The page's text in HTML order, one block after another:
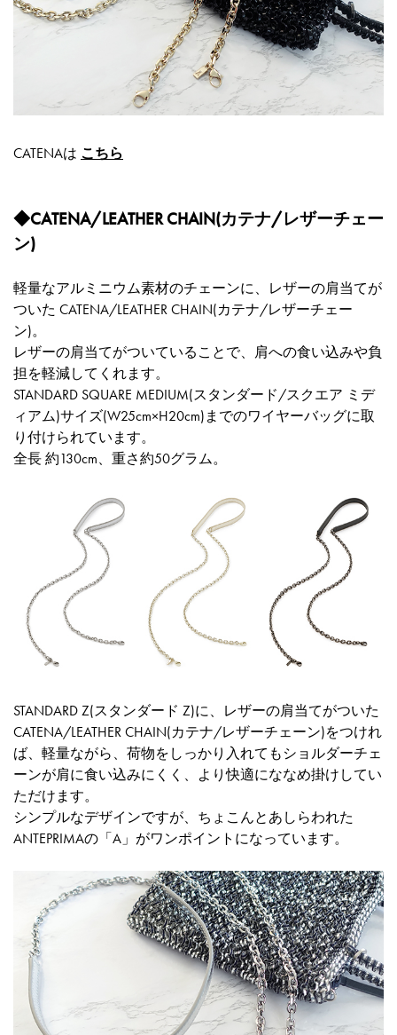
CATENAは こちら
◆CATENA/LEATHER CHAIN(カテナ/レザーチェー
ン)
軽量なアルミニウム素材のチェーンに、レザーの肩当てが
ついた CATENA/LEATHER CHAIN(カテナ/レザーチェー
ン)。
レザーの肩当てがついていることで、肩への食い込みや負
担を軽減してくれます。
STANDARD SQUARE MEDIUM(スタンダード/スクエア ミデ
ィアム)サイズ(W25cm×H20cm)までのワイヤーバッグに取
り付けられています。
全長 約130cm、重さ約50グラム。
STANDARD Z(スタンダード Z)に、レザーの肩当てがついた
CATENA/LEATHER CHAIN(カテナ/レザーチェーン)をつけれ
ば、軽量ながら、荷物をしっかり入れてもショルダーチェ
ーンが肩に食い込みにくく、より快適にななめ掛けしてい
ただけます。
シンプルなデザインですが、ちょこんとあしらわれた
ANTEPRIMAの「A」がワンポイントになっています。